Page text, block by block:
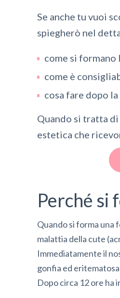
Se anche tu vuoi
spiegherò nel
come si
come è
cosa fare dopo
Quando si tratta
estetica che
Perché si
Quando si forma una
malattia della cute
Immediatamente il
gonfia ed
Dopo circa 12 ore ha